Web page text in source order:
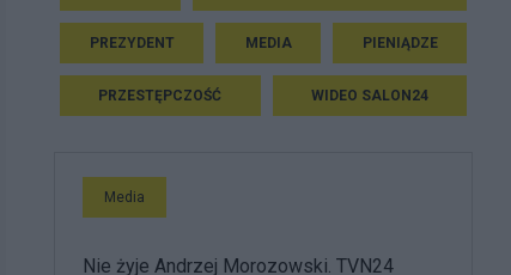
PREZYDENT MEDIA PIENIĄDZE
PRZESTĘPCZOŚĆ WIDEO SALON24
Media
Nie żyje Andrzej Morozowski. TVN24